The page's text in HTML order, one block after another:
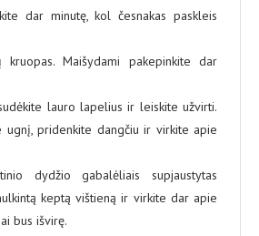
dar minutę, kol česnakas paskleis
Maišydami pakepinkite dar
lauro lapelius ir leiskite užvirti.
ugnį, pridenkite dangčiu ir virkite apie
dydžio gabalėliais supjaustytas
keptą vištieną ir virkite dar apie
bus išvirę.